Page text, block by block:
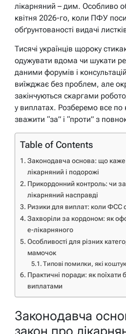
лікарняний – дим. Особливо
квітня 2026-го, коли ПФУ
обґрунтованості видачі
Тисячі українців щороку
одужувати вдома чи шукати
даними форумів і
виїжджає без проблем, але
закінчуються скаргами
у виплатах. Розберемо все
зважити “за” і “проти” з
Table of Contents
Законодавча основа: що
лікарняний і подорожі
Прикордонний контроль: чи
лікарняний насправді
Ризики для виплат: коли ФСС
Захворіли за кордоном: як
е-лікарняного
Особливості для різних
мамочок
Типові помилки, які
Практичні поради: як поїхати
виплатами
Законодавча
закон про